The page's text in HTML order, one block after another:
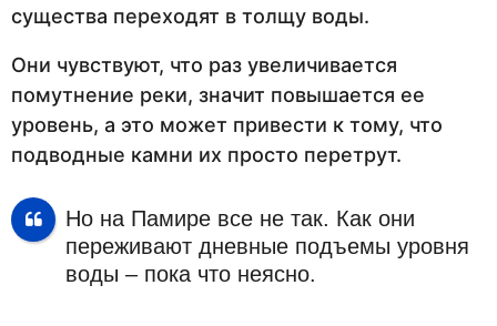
существа переходят в толщу воды.
Они чувствуют, что раз увеличивается
помутнение реки, значит повышается ее
уровень, а это может привести к тому, что
подводные камни их просто перетрут.
Но на Памире все не так. Как они
переживают дневные подъемы уровня
воды – пока что неясно.